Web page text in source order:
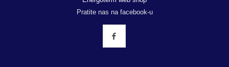
Pratite nas na facebook-u